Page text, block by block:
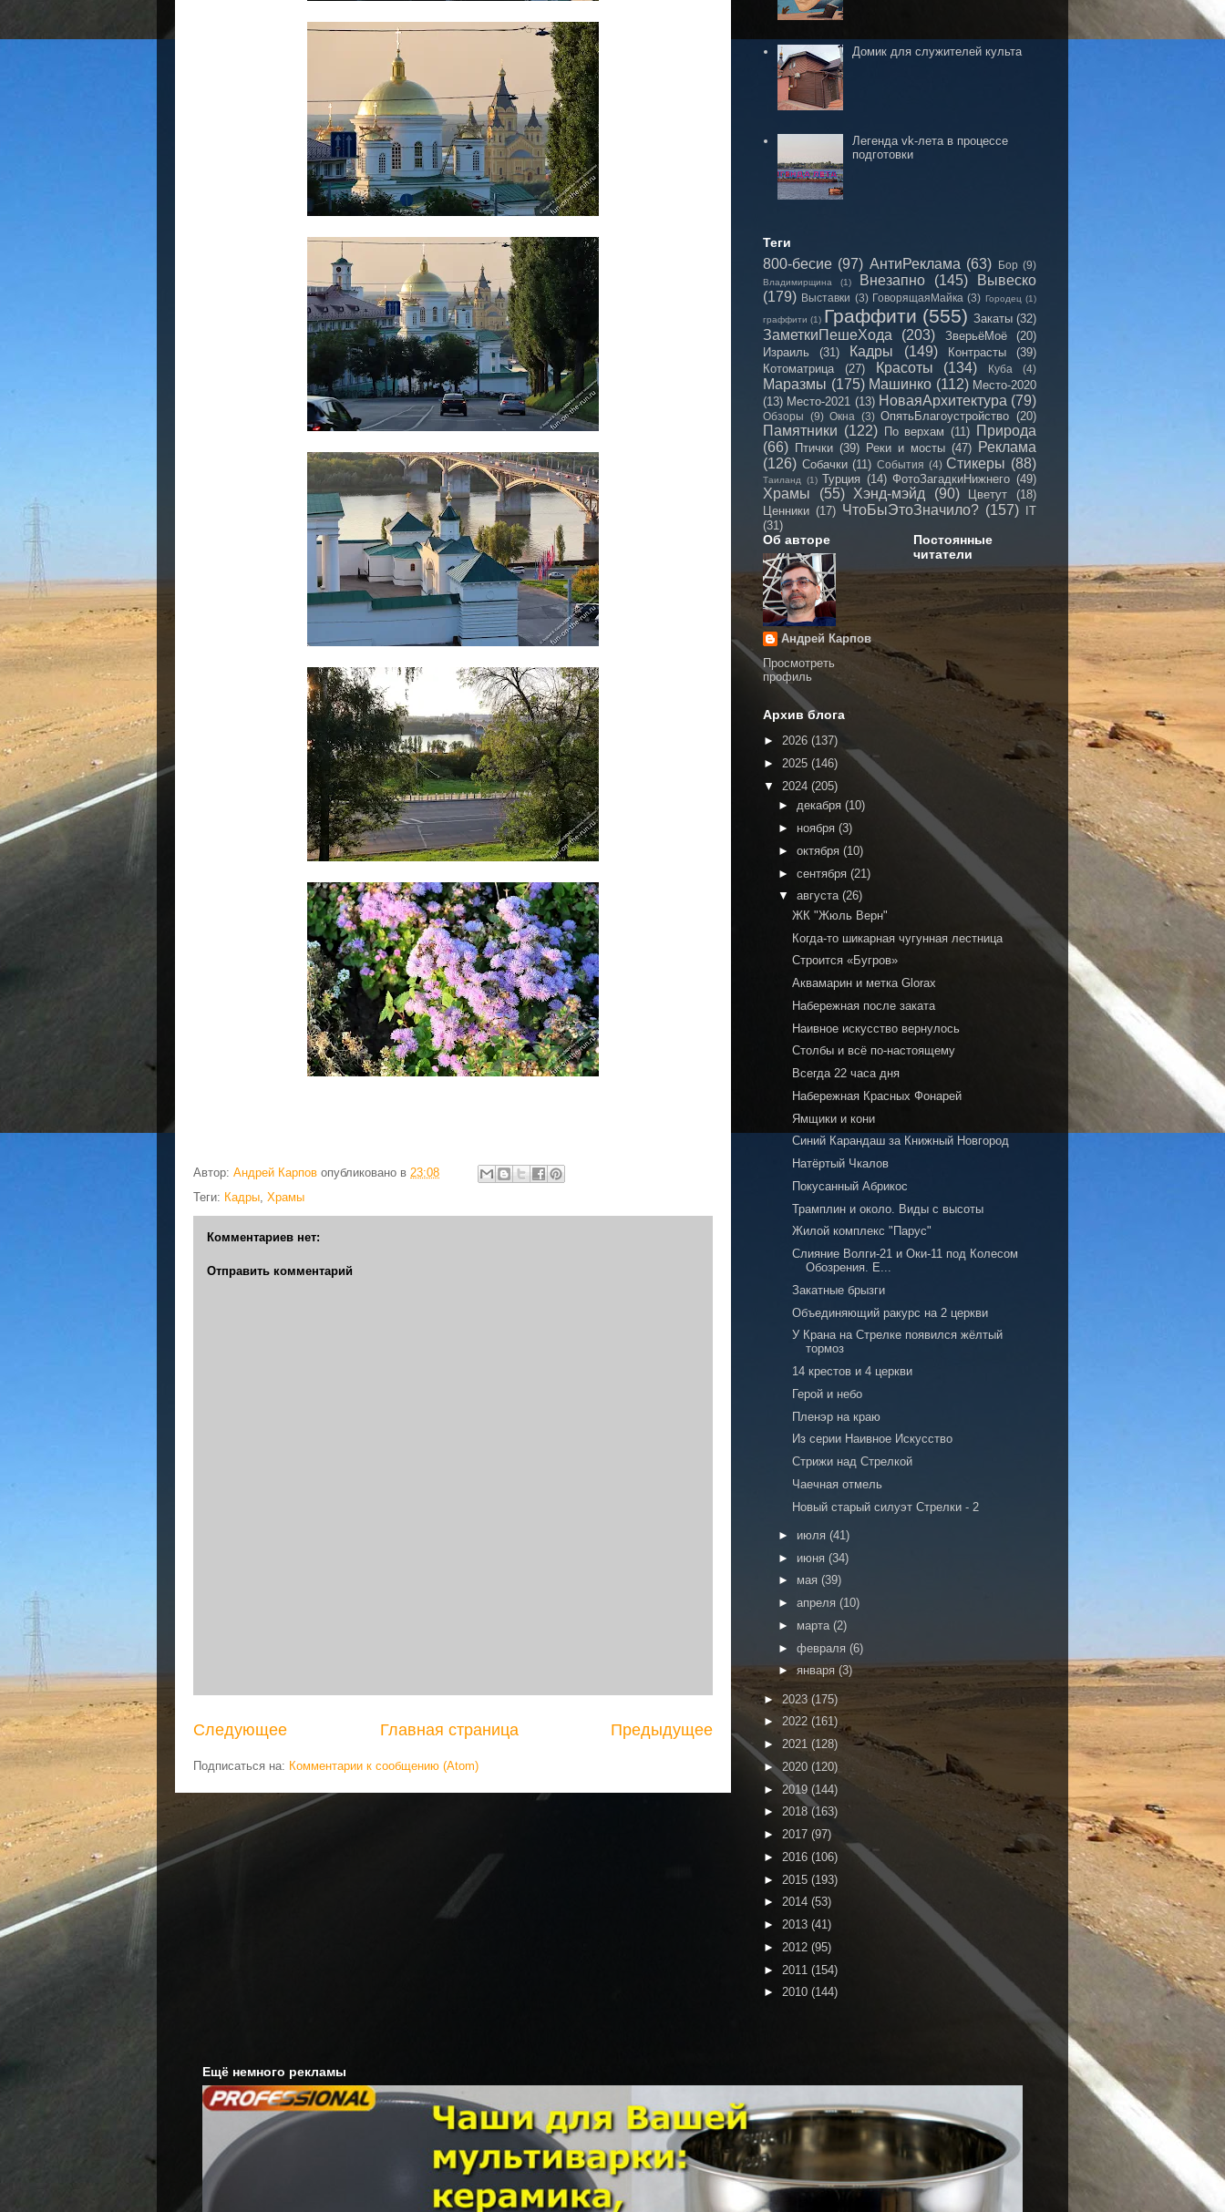
Автор: Андрей Карпов опубликовано в 23:08
Теги: Кадры Храмы
Комментариев нет:
Отправить комментарий
Следующее Предыдущее
Главная страница
Подписаться на: Комментарии к сообщению (Atom)
Домик для служителей культа
Легенда vk-лета в процессе
подготовки
Теги
800-бесие (97) АнтиРеклама (63) Бор (9)
Владимирщина (1) Внезапно (145)
Вывеско
(179) Выставки (3) ГоворящаяМайка (3) Городец (1)
граффити (1) Граффити (555) Закаты (32)
ЗаметкиПешеХода (203) ЗверьёМоё
(20)
Израиль
(31) Кадры (149) Контрасты
(39)
Котоматрица
(27) Красоты (134) Куба (4)
Маразмы (175) Машинко (112) Место-2020
(13) Место-2021 (13) НоваяАрхитектура (79)
Обзоры (9) Окна (3) ОпятьБлагоустройство (20)
Памятники (122) По верхам (11) Природа
(66) Птички (39) Реки и мосты (47) Реклама
(126) Собачки (11) События (4) Стикеры (88)
Таиланд (1) Турция (14) ФотоЗагадкиНижнего (49)
Храмы (55) Хэнд-мэйд (90) Цветут
(18)
Ценники (17) ЧтоБыЭтоЗначило? (157)
IT
(31)
Об авторе
Андрей Карпов
Просмотреть
профиль
Постоянные
читатели
Архив блога
► 2026 (137)
► 2025 (146)
▼ 2024 (205)
► декабря (10)
► ноября (3)
► октября (10)
► сентября (21)
▼ августа (26)
ЖК "Жюль Верн"
Когда-то шикарная чугунная лестница
Строится «Бугров»
Аквамарин и метка Glorax
Набережная после заката
Наивное искусство вернулось
Столбы и всё по-настоящему
Всегда 22 часа дня
Набережная Красных Фонарей
Ямщики и кони
Синий Карандаш за Книжный Новгород
Натёртый Чкалов
Покусанный Абрикос
Трамплин и около. Виды с высоты
Жилой комплекс "Парус"
Слияние Волги-21 и Оки-11 под Колесом
Обозрения. Е...
Закатные брызги
Объединяющий ракурс на 2 церкви
У Крана на Стрелке появился жёлтый
тормоз
14 крестов и 4 церкви
Герой и небо
Пленэр на краю
Из серии Наивное Искусство
Стрижи над Стрелкой
Чаечная отмель
Новый старый силуэт Стрелки - 2
► июля (41)
► июня (34)
► мая (39)
► апреля (10)
► марта (2)
► февраля (6)
►января (3)
► 2023 (175)
► 2022 (161)
► 2021 (128)
► 2020 (120)
► 2019 (144)
► 2018 (163)
► 2017 (97)
► 2016 (106)
► 2015 (193)
► 2014 (53)
► 2013 (41)
► 2012 (95)
► 2011 (154)
► 2010 (144)
Ещё немного рекламы